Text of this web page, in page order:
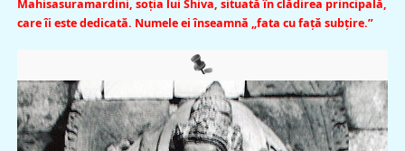
Mahisasuramardini, soția lui Shiva, situată în clădirea principală,
care îi este dedicată. Numele ei înseamnă „fata cu faţă subțire.”